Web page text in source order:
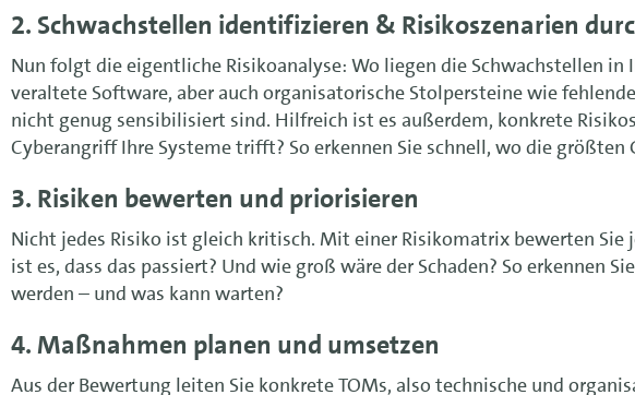
2. Schwachstellen identifizieren & Risikoszenarien
Nun folgt die eigentliche Risikoanalyse: Wo liegen die Schwachstellen in
veraltete Software, aber auch organisatorische Stolpersteine wie
nicht genug sensibilisiert sind. Hilfreich ist es außerdem, konkrete
Cyberangriff Ihre Systeme trifft? So erkennen Sie schnell, wo die größten
3. Risiken bewerten und priorisieren
Nicht jedes Risiko ist gleich kritisch. Mit einer Risikomatrix bewerten Sie
ist es, dass das passiert? Und wie groß wäre der Schaden? So erkennen
werden – und was kann warten?
4. Maßnahmen planen und umsetzen
Aus der Bewertung leiten Sie konkrete TOMs, also technische und